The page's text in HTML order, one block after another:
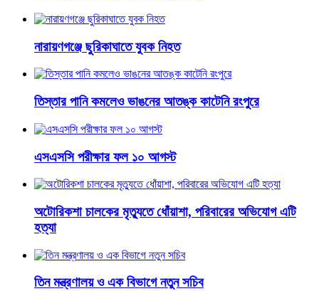
নারায়ণগঞ্জে ছুরিকাঘাতে যুবক নিহত
তিস্তার পানি কমলেও ভাঙনের আতঙ্ক কাটেনি রংপুরে
এসএসসি পরীক্ষার ফল ১০ আগস্ট
অটোরিকশা চালকের মৃত্যুতে ধোঁয়াশা, পরিবারের অভিযোগ এটি
হত্যা
তিন মন্ত্রণালয় ও এক বিভাগে নতুন সচিব